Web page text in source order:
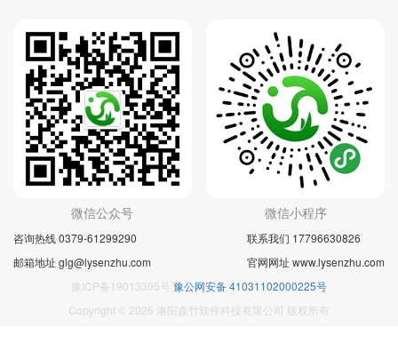
微信公众号 微信小程序
咨询热线 0379-61299290
邮箱地址 glg@lysenzhu.com
联系我们 17796630826
官网网址 www.lysenzhu.com
豫ICP备19013305号 豫公网安备 41031102000225号
Copyright © 2026 洛阳森竹软件科技有限公司 版权所有